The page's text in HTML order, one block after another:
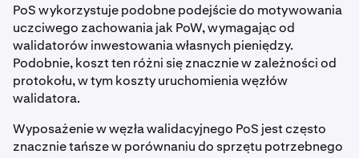
PoS wykorzystuje podobne podejście do motywowania
uczciwego zachowania jak PoW, wymagając od
walidatorów inwestowania własnych pieniędzy.
Podobnie, koszt ten różni się znacznie w zależności od
protokołu, w tym koszty uruchomienia węzłów
walidatora.
Wyposażenie w węzła walidacyjnego PoS jest często
znacznie tańsze w porównaniu do sprzętu potrzebnego